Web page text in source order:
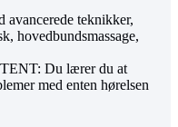
teknikker,
hovedbundsmassage,
Du lærer du at
med enten hørelsen